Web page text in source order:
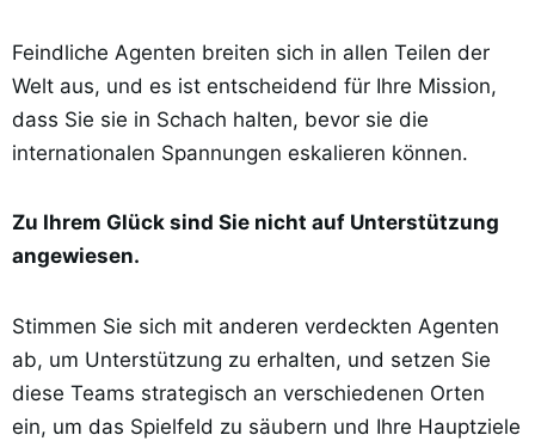
Feindliche Agenten breiten sich in allen Teilen der
Welt aus, und es ist entscheidend für Ihre Mission,
dass Sie sie in Schach halten, bevor sie die
internationalen Spannungen eskalieren können.
Zu Ihrem Glück sind Sie nicht auf Unterstützung
angewiesen.
Stimmen Sie sich mit anderen verdeckten Agenten
ab, um Unterstützung zu erhalten, und setzen Sie
diese Teams strategisch an verschiedenen Orten
ein, um das Spielfeld zu säubern und Ihre Hauptziele